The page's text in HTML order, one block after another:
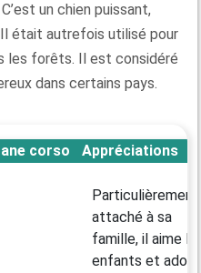
un chien puissant,
était autrefois utilisé pour
les forêts. Il est considéré
dans certains pays.
corso Appréciations
Particulièrement
attaché à sa
famille, il aime
enfants et adore